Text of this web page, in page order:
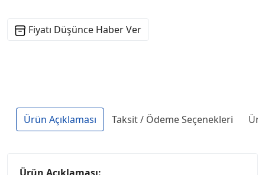
Fiyatı Düşünce Haber Ver
Ürün Açıklaması Taksit / Ödeme Seçenekleri